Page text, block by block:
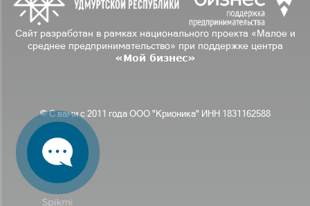
Сайт разработан в рамках национального проекта «Малое и
среднее предпринимательство» при поддержке центра
«Мой бизнес»
© С вами с 2011 года ООО "Крионика" ИНН 1831162588